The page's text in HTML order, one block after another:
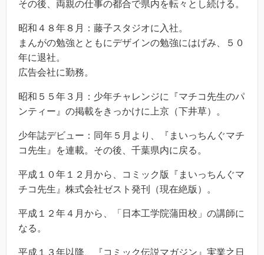
その後、両親の仕事の都合で県内を転々とし続ける。
昭和４８年８月：藤子スタジオに入社。
まんがの勉強とともにデザインの勉強にはげみ、５０
年に退社。
広告会社に勤務。
昭和５５年３月：少年チャレンジに『マチコ先生のパ
ンティー』の掲載をきっかけに上京（下井草）。
少年誌デビュー：同年５月より、『まいっちんぐマチ
コ先生』を連載。その後、千葉県内に戻る。
平成１０年１２月から、コミック版『まいっちんぐマ
チコ先生』株式会社ゼスト発刊（現在絶版）。
平成１２年４月から、「日本工学院蒲田校」の講師に
なる。
平成１３年以降、『コミック伝説マガジン』実業之日